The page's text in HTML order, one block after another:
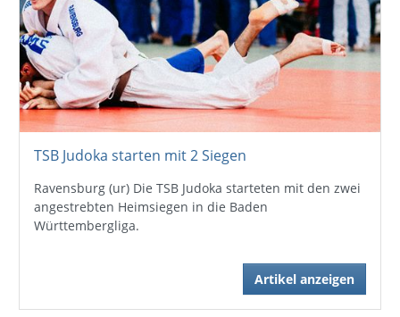
TSB Judoka starten mit 2 Siegen
Ravensburg (ur) Die TSB Judoka starteten mit den zwei
angestrebten Heimsiegen in die Baden
Württembergliga.
Artikel anzeigen